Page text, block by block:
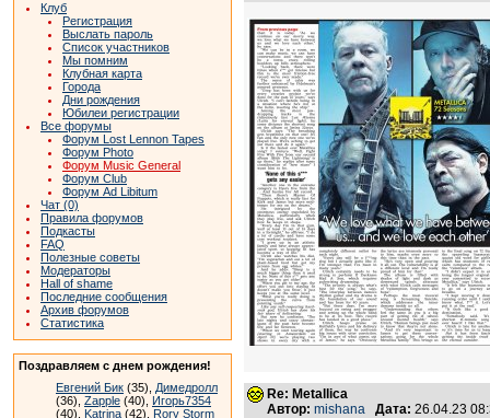
Клуб
Регистрация
Выслать пароль
Список участников
Мы помним
Клубная карта
Города
Дни рождения
Юбилеи регистрации
Все форумы
Форум Lost Lennon Tapes
Форум Photo
Форум Music General
Форум Club
Форум Ad Libitum
Чат (0)
Правила форумов
Подкасты
FAQ
Полезные советы
Модераторы
Hall of shame
Последние сообщения
Архив форумов
Статистика
Поздравляем с днем рождения!
Евгений Бик (35), Димедролл
(36), Zapple (40), Игорь7354
(40), Katrina (42), Rory Storm
Re: Metallica
Автор: mishana Дата: 26.04.23